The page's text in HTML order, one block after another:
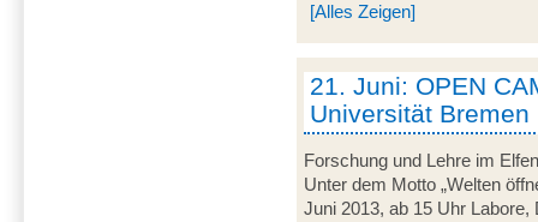
[Alles Zeigen]
21. Juni: OPEN
Universität Bremen
Forschung und Lehre im
Unter dem Motto „Welten
Juni 2013, ab 15 Uhr